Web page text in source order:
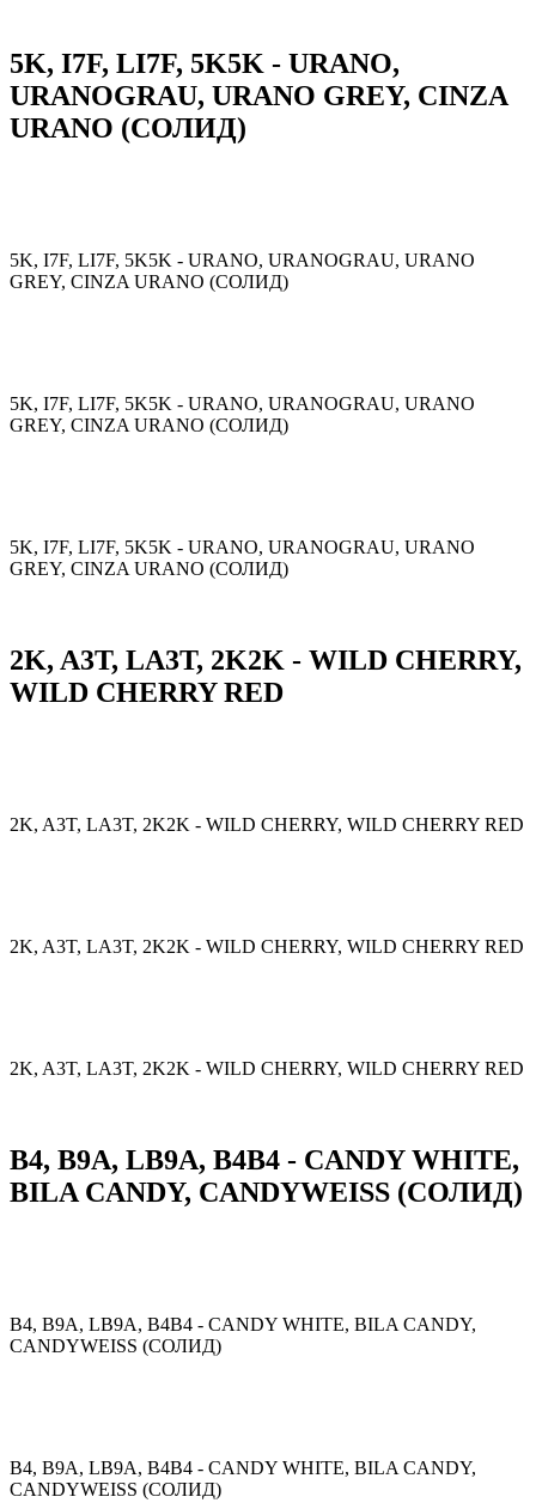
5K, I7F, LI7F, 5K5K - URANO,
URANOGRAU, URANO GREY, CINZA
URANO (СОЛИД)
5K, I7F, LI7F, 5K5K - URANO, URANOGRAU, URANO
GREY, CINZA URANO (СОЛИД)
5K, I7F, LI7F, 5K5K - URANO, URANOGRAU, URANO
GREY, CINZA URANO (СОЛИД)
5K, I7F, LI7F, 5K5K - URANO, URANOGRAU, URANO
GREY, CINZA URANO (СОЛИД)
2K, A3T, LA3T, 2K2K - WILD CHERRY,
WILD CHERRY RED
2K, A3T, LA3T, 2K2K - WILD CHERRY, WILD CHERRY RED
2K, A3T, LA3T, 2K2K - WILD CHERRY, WILD CHERRY RED
2K, A3T, LA3T, 2K2K - WILD CHERRY, WILD CHERRY RED
B4, B9A, LB9A, B4B4 - CANDY WHITE,
BILA CANDY, CANDYWEISS (СОЛИД)
B4, B9A, LB9A, B4B4 - CANDY WHITE, BILA CANDY,
CANDYWEISS (СОЛИД)
B4, B9A, LB9A, B4B4 - CANDY WHITE, BILA CANDY,
CANDYWEISS (СОЛИД)